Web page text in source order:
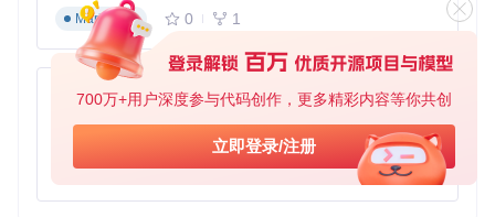
700万+用户深度参与代码创作，更多精彩内容等你共创
立即登录/注册
# 检查ROCm版本
rocminfo | grep
# 运行兼容性测试
执行分布式通信测试验证多GPU协作能力：
Markdown
0 1
py-xiaozhi
基于Python的Xiaozhi AI，适用于想要完整Xiaozhi体验而无需拥有专用硬件的用户。
Python
0 1